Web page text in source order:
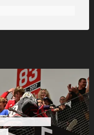
Hawks Passau